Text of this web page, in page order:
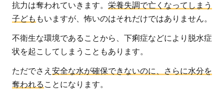
抗力は奪われていきます。 栄養失調で亡くなってしまう
子ども もいますが、怖いのはそれだけではありません。
不衛生な環境であることから、下痢症などにより脱水症
状を起こしてしまうこともあります。
ただでさえ 安全な水が確保できないのに、さらに水分を
奪われる ことになります。